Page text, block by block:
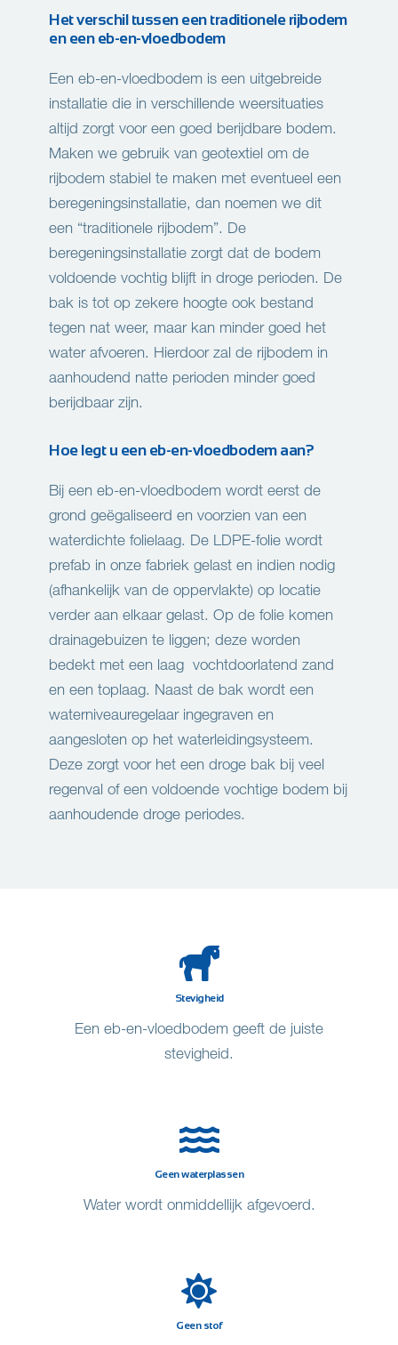
Het verschil tussen een traditionele rijbodem
en een eb-en-vloedbodem
Een eb-en-vloedbodem is een uitgebreide
installatie die in verschillende weersituaties
altijd zorgt voor een goed berijdbare bodem.
Maken we gebruik van geotextiel om de
rijbodem stabiel te maken met eventueel een
beregeningsinstallatie, dan noemen we dit
een “traditionele rijbodem”. De
beregeningsinstallatie zorgt dat de bodem
voldoende vochtig blijft in droge perioden. De
bak is tot op zekere hoogte ook bestand
tegen nat weer, maar kan minder goed het
water afvoeren. Hierdoor zal de rijbodem in
aanhoudend natte perioden minder goed
berijdbaar zijn.
Hoe legt u een eb-en-vloedbodem aan?
Bij een eb-en-vloedbodem wordt eerst de
grond geëgaliseerd en voorzien van een
waterdichte folielaag. De LDPE-folie wordt
prefab in onze fabriek gelast en indien nodig
(afhankelijk van de oppervlakte) op locatie
verder aan elkaar gelast. Op de folie komen
drainagebuizen te liggen; deze worden
bedekt met een laag vochtdoorlatend zand
en een toplaag. Naast de bak wordt een
waterniveauregelaar ingegraven en
aangesloten op het waterleidingsysteem.
Deze zorgt voor het een droge bak bij veel
regenval of een voldoende vochtige bodem bij
aanhoudende droge periodes.
Stevigheid
Een eb-en-vloedbodem geeft de juiste
stevigheid.
Geen waterplassen
Water wordt onmiddellijk afgevoerd.
Geen stof